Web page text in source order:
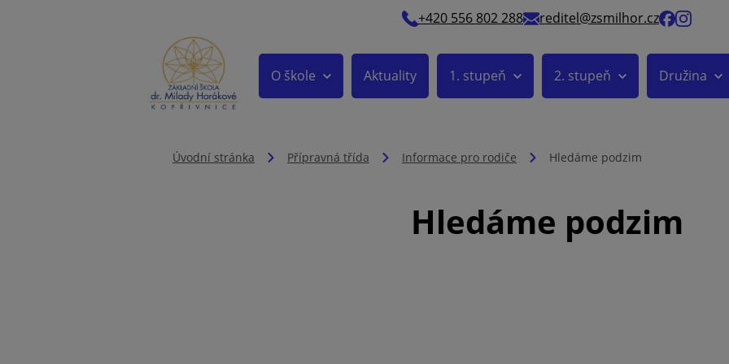
+420 556 802 288 reditel@zsmilhor.cz
O škole Aktuality 1. stupeň 2. stupeň Družina
Úvodní stránka Přípravná třída Informace pro rodiče Hledáme podzim
Hledáme podzim